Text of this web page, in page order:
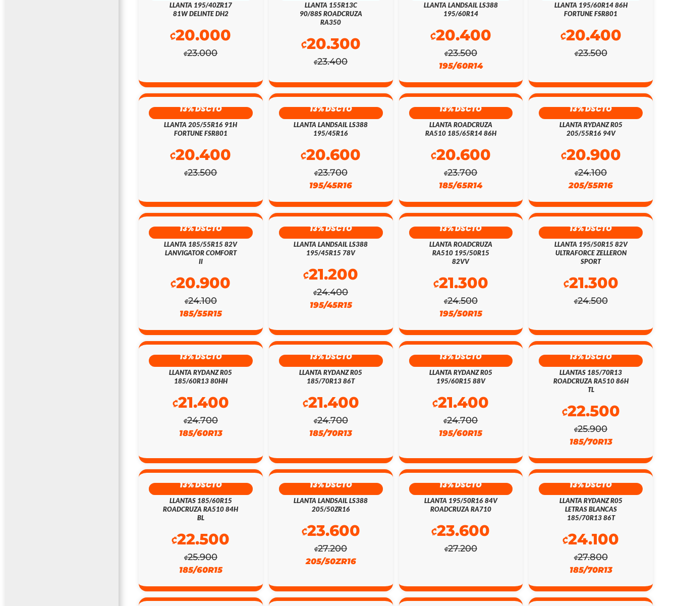
LLANTA 195/40ZR17
81W DELINTE DH2
₡23.000
₡20.000
LLANTA 155R13C
90/88S ROADCRUZA
RA350
₡23.400
₡20.300
LLANTA LANDSAIL LS388
195/60R14
₡23.500
₡20.400
195/60R14
LLANTA 195/60R14 86H
FORTUNE FSR801
₡23.500
₡20.400
13% DSCTO
LLANTA 205/55R16 91H
FORTUNE FSR801
₡23.500
₡20.400
13% DSCTO
LLANTA LANDSAIL LS388
195/45R16
₡23.700
₡20.600
195/45R16
13% DSCTO
LLANTA ROADCRUZA
RA510 185/65R14 86H
₡23.700
₡20.600
185/65R14
13% DSCTO
LLANTA RYDANZ R05
205/55R16 94V
₡24.100
₡20.900
205/55R16
13% DSCTO
LLANTA 185/55R15 82V
LANVIGATOR COMFORT
II
₡24.100
₡20.900
185/55R15
13% DSCTO
LLANTA LANDSAIL LS388
195/45R15 78V
₡24.400
₡21.200
195/45R15
13% DSCTO
LLANTA ROADCRUZA
RA510 195/50R15
82VV
₡24.500
₡21.300
195/50R15
13% DSCTO
LLANTA 195/50R15 82V
ULTRAFORCE ZELLERON
SPORT
₡24.500
₡21.300
13% DSCTO
LLANTA RYDANZ R05
185/60R13 80HH
₡24.700
₡21.400
185/60R13
13% DSCTO
LLANTA RYDANZ R05
185/70R13 86T
₡24.700
₡21.400
185/70R13
13% DSCTO
LLANTA RYDANZ R05
195/60R15 88V
₡24.700
₡21.400
195/60R15
13% DSCTO
LLANTAS 185/70R13
ROADCRUZA RA510 86H
TL
₡25.900
₡22.500
185/70R13
13% DSCTO
LLANTAS 185/60R15
ROADCRUZA RA510 84H
BL
₡25.900
₡22.500
185/60R15
13% DSCTO
LLANTA LANDSAIL LS388
205/50ZR16
₡27.200
₡23.600
205/50ZR16
13% DSCTO
LLANTA 195/50R16 84V
ROADCRUZA RA710
₡27.200
₡23.600
13% DSCTO
LLANTA RYDANZ R05
LETRAS BLANCAS
185/70R13 86T
₡27.800
₡24.100
185/70R13